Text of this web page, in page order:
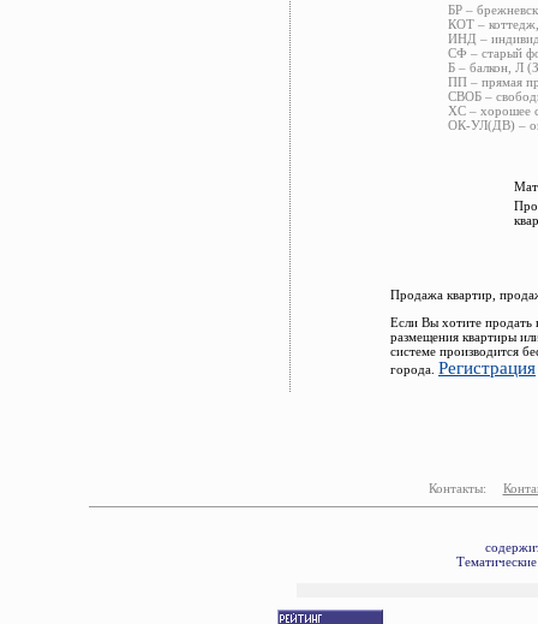
БР –
КОТ –
ИНД –
СФ – старый
Б – балкон, Л
ПП – прямая
СВОБ –
ХС – хорошее
ОК-УЛ(ДВ) –
Продажа квартир,
Если Вы хотите продать
размещения квартиры
системе производится
города. Регистрация
Контакты: